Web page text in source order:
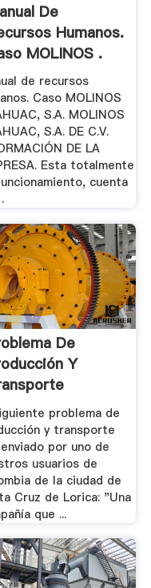
De
Humanos.
MOLINOS .
de recursos
Caso MOLINOS
S.A. MOLINOS
S.A. DE C.V.
DE LA
Esta totalmente
cuenta
De
Y
.
problema de
y transporte
por uno de
usuarios de
de la ciudad de
Cruz de Lorica: "Una
que ...